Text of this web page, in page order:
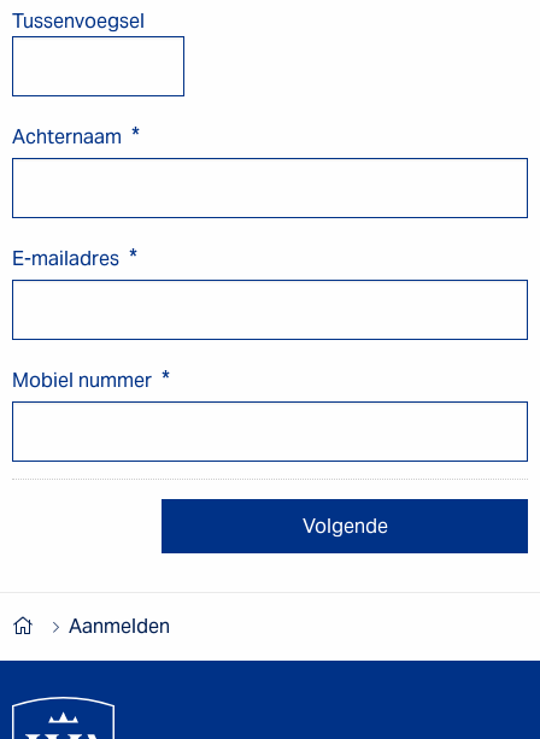
Tussenvoegsel
Achternaam *
E-mailadres *
Mobiel nummer *
Aanmelden